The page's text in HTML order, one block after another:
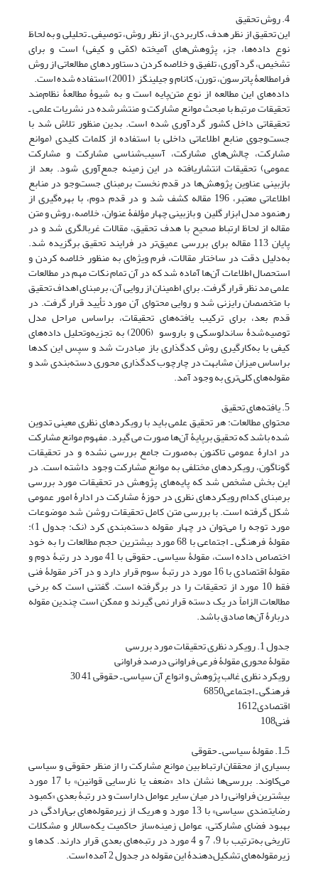
4. روش تحقیق
این تحقیق از نظر هدف، کاربردی، از نظر روش، توصیفی ـ تحلیلی و به لحاظ
نوع داده‌ها، جزء پژوهش‌های آمیخته (کمّی و کیفی) است و برای
تشخیص، گردآوری، تلفیق و خلاصه کردن دستاوردهای مطالعاتی از روش
فرامطالعۀ پاترسون، تورن، کانام و جیلینگز (2001) استفاده شده است.
داده‌های این مطالعه از نوع متن‌پایه است و به شیوۀ مطالعۀ نظام‌مند
تحقیقات مرتبط با مبحث موانع مشارکت و منتشرشده در نشریات علمی ـ
تحقیقاتی داخل کشور گردآوری شده است. بدین منظور تلاش شد با
جست‌وجوی منابع اطلاعاتی داخلی با استفاده از کلمات کلیدی (موانع
مشارکت، چالش‌های مشارکت، آسیب‌شناسی مشارکت و مشارکت
عمومی) تحقیقات انتشاریافته در این زمینه جمع‌آوری شود. بعد از
بازبینی عناوین پژوهش‌ها در قدم نخست برمبنای جست‌وجو در منابع
اطلاعاتی معتبر، 196 مقاله کشف شد و در قدم دوم، با بهره‌گیری از
رهنمود مدل ابزار گلین و بازبینی چهار مؤلفۀ عنوان، خلاصه، روش و متن
مقاله از لحاظ ارتباط صحیح با هدف تحقیق، مقالات غربالگری شد و در
پایان 113 مقاله برای بررسی عمیق‌تر در فرایند تحقیق برگزیده شد.
به‌دلیل دقت در ساختار مقالات، فرم ویژه‌ای به منظور خلاصه کردن و
استحصال اطلاعات آن‌ها آماده شد که در آن تمام نکات مهم در مطالعات
علمی مد نظر قرار گرفت. برای اطمینان از روایی آن، برمبنای اهداف تحقیق
با متخصصان رایزنی شد و روایی محتوای آن مورد تأیید قرار گرفت. در
قدم بعد، برای ترکیب یافته‌های تحقیقات، براساس مراحل مدل
توصیه‌شدۀ ساندلوسکی و باروسو (2006) به تجزیه‌وتحلیل داده‌های
کیفی با به‌کارگیری روش کدگذاری باز مبادرت شد و سپس این کدها
براساس میزان مشابهت در چارچوب کدگذاری محوری دسته‌بندی شد و
مقوله‌های کلی‌تری به وجود آمد.
5. یافته‌های تحقیق
محتوای مطالعات: هر تحقیق علمی باید با رویکردهای نظری معینی تدوین
شده باشد که تحقیق برپایۀ آن‌ها صورت می گیرد. مفهوم موانع مشارکت
در ادارۀ عمومی تاکنون به‌صورت جامع بررسی نشده و در تحقیقات
گوناگون، رویکردهای مختلفی به موانع مشارکت وجود داشته است. در
این بخش مشخص شد که پایه‌های پژوهش در تحقیقات مورد بررسی
برمبنای کدام رویکردهای نظری در حوزۀ مشارکت در ادارۀ امور عمومی
شکل گرفته است. با بررسی متن کامل تحقیقات روشن شد موضوعات
مورد توجه را می‌توان در چهار مقوله دسته‌بندی کرد (نک: جدول 1):
مقولۀ فرهنگی ـ اجتماعی با 68 مورد بیشترین حجم مطالعات را به خود
اختصاص داده است، مقولۀ سیاسی ـ حقوقی با 41 مورد در رتبۀ دوم و
مقولۀ اقتصادی با 16 مورد در رتبۀ سوم قرار دارد و در آخر مقولۀ فنی
فقط 10 مورد از تحقیقات را در برگرفته است. گفتنی است که برخی
مطالعات الزاماً در یک دسته قرار نمی گیرند و ممکن است چندین مقوله
دربارۀ آن‌ها صادق باشد.
جدول 1. رویکرد نظری تحقیقات مورد بررسی
مقولۀ محوری مقولۀ فرعی فراوانی درصد فراوانی
رویکرد نظری غالب پژوهش و انواع آن سیاسی ـ حقوقی 41 30
فرهنگی ـ اجتماعی6850
اقتصادی1612
فنی108
5ـ1. مقولۀ سیاسی ـ حقوقی
بسیاری از محققان ارتباط بین موانع مشارکت را از منظر حقوقی و سیاسی
می‌کاوند. بررسی‌ها نشان داد «ضعف یا نارسایی قوانین» با 17 مورد
بیشترین فراوانی را در میان سایر عوامل داراست و در رتبۀ بعدی «کمبود
رضایتمندی سیاسی» با 13 مورد و هریک از زیرمقوله‌های بی‌ارادگی در
بهبود فضای مشارکتی، عوامل زمینه‌ساز حاکمیت یکه‌سالار و مشکلات
تاریخی به‌ترتیب با 9، 7 و 4 مورد در رتبه‌های بعدی قرار دارند. کدها و
زیرمقوله‌های تشکیل‌دهندۀ این مقوله در جدول 2 آمده است.